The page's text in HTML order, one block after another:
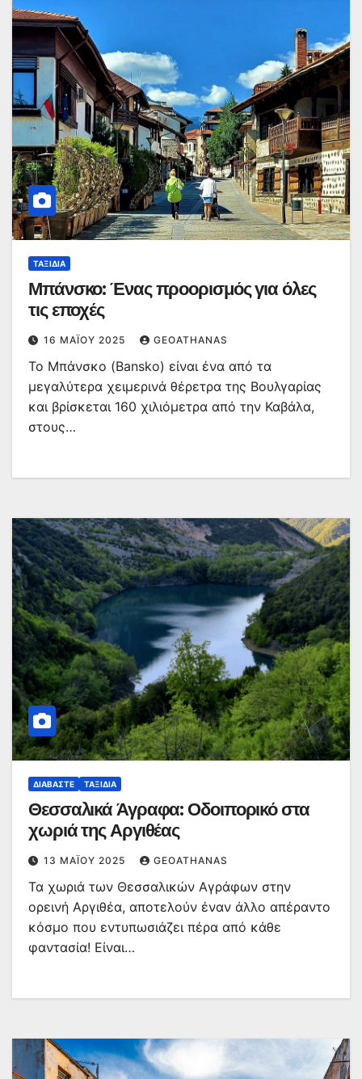
ΤΑΞΊΔΙΑ
Μπάνσκο: Ένας προορισμός για όλες
τις εποχές
16 ΜΑΪ́ΟΥ 2025 GEOATHANAS
Το Μπάνσκο (Bansko) είναι ένα από τα
μεγαλύτερα χειμερινά θέρετρα της Βουλγαρίας
και βρίσκεται 160 χιλιόμετρα από την Καβάλα,
στους…
ΔΙΑΒΆΣΤΕ ΤΑΞΊΔΙΑ
Θεσσαλικά Άγραφα: Οδοιπορικό στα
χωριά της Αργιθέας
13 ΜΑΪ́ΟΥ 2025 GEOATHANAS
Τα χωριά των Θεσσαλικών Αγράφων στην
ορεινή Αργιθέα, αποτελούν έναν άλλο απέραντο
κόσμο που εντυπωσιάζει πέρα από κάθε
φαντασία! Είναι…